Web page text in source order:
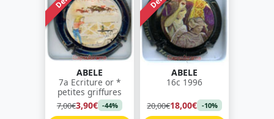
ABELE
7a Ecriture or *
petites griffures
7,00€3,90€ -44%
ABELE
16c 1996
20,00€18,00€ -10%